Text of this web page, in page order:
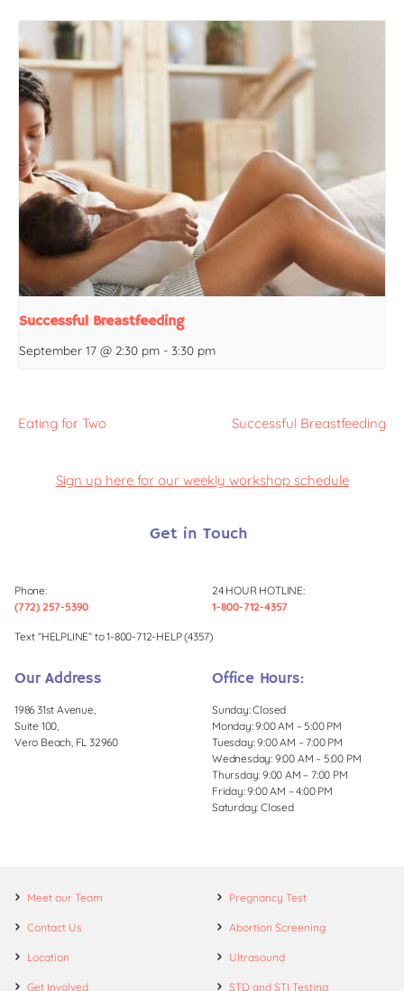
Successful Breastfeeding
September 17 @ 2:30 pm - 3:30 pm
Eating for Two Successful Breastfeeding
Sign up here for our weekly workshop schedule
Get in Touch
Phone:
(772) 257-5390
24 HOUR HOTLINE:
1-800-712-4357
Text “HELPLINE” to 1-800-712-HELP (4357)
Our Address
1986 31st Avenue,
Suite 100,
Vero Beach, FL 32960
Office Hours:
Sunday: Closed
Monday: 9:00 AM – 5:00 PM
Tuesday: 9:00 AM – 7:00 PM
Wednesday: 9:00 AM – 5:00 PM
Thursday: 9:00 AM – 7:00 PM
Friday: 9:00 AM – 4:00 PM
Saturday: Closed
Meet our Team
Contact Us
Location
Get Involved
Pregnancy Test
Abortion Screening
Ultrasound
STD and STI Testing